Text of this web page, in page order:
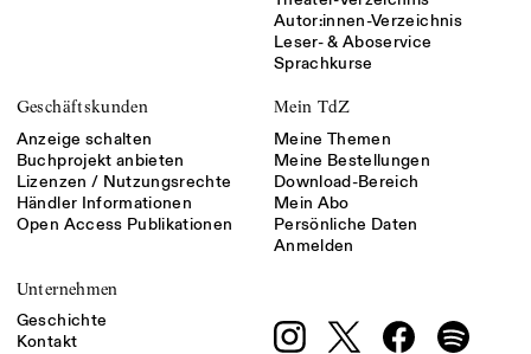
Autor:innen-Verzeichnis
Leser- & Aboservice
Sprachkurse
Geschäftskunden
Anzeige schalten
Buchprojekt anbieten
Lizenzen / Nutzungsrechte
Händler Informationen
Open Access Publikationen
Mein TdZ
Meine Themen
Meine Bestellungen
Download-Bereich
Mein Abo
Persönliche Daten
Anmelden
Unternehmen
Geschichte
Kontakt